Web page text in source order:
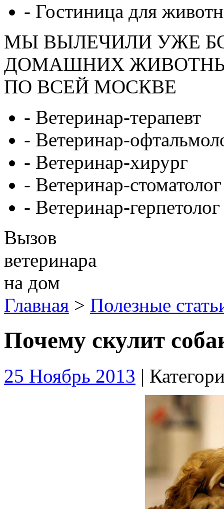
- Гостиница для
МЫ ВЫЛЕЧИЛИ УЖЕ
ДОМАШНИХ
ПО ВСЕЙ МОСКВЕ
- Ветеринар-терапевт
- Ветеринар-
- Ветеринар-хирург
- Ветеринар-стоматолог
- Ветеринар-герпетолог
Вызов
ветеринара
на дом
Главная > Полезные
Почему скулит
25 Ноябрь 2013 |